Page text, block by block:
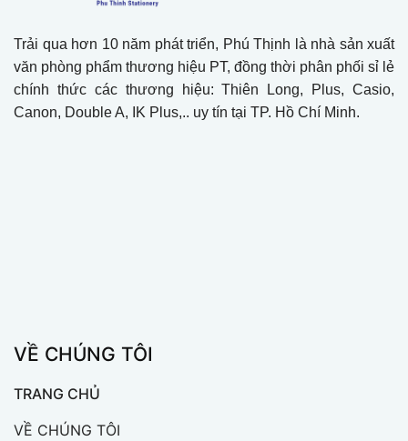
Trải qua hơn 10 năm phát triển, Phú Thịnh là nhà sản xuất
văn phòng phẩm thương hiệu PT, đồng thời phân phối sỉ lẻ
chính thức các thương hiệu: Thiên Long, Plus, Casio,
Canon, Double A, IK Plus,.. uy tín tại TP. Hồ Chí Minh.
VỀ CHÚNG TÔI
TRANG CHỦ
VỀ CHÚNG TÔI